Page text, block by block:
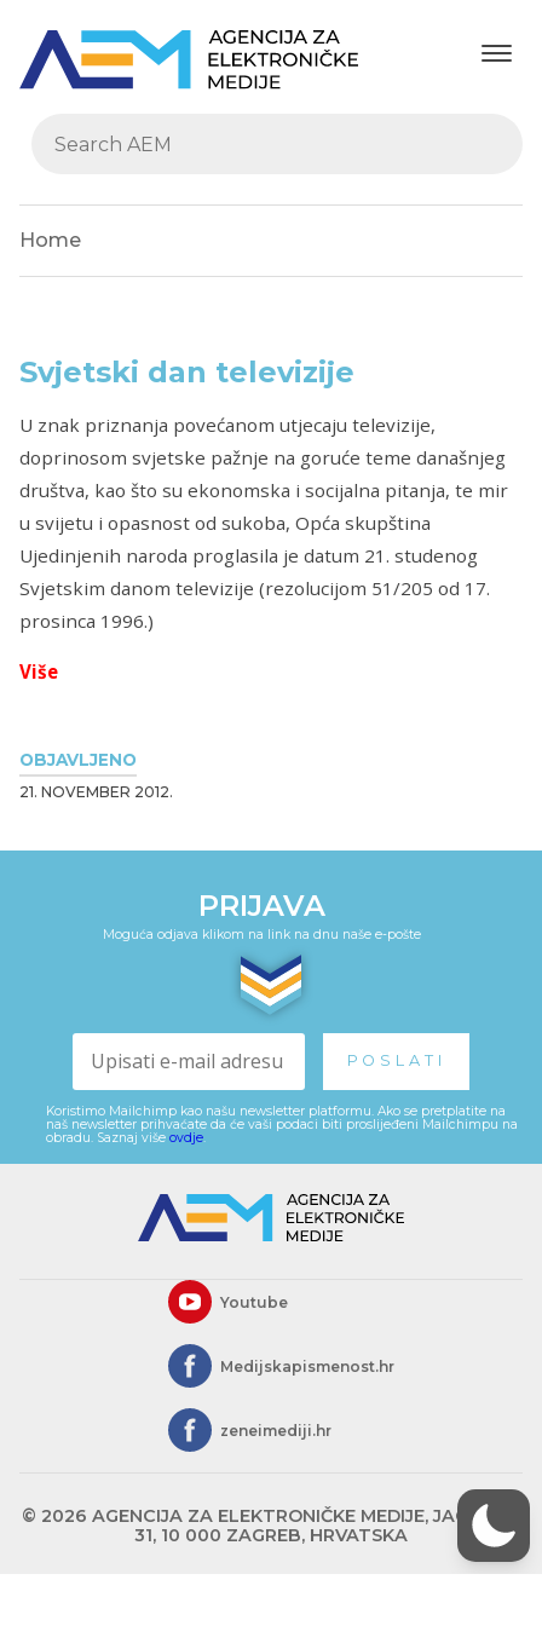
Home
OBJAVLJENO
21. NOVEMBER 2012.
Svjetski dan televizije
U znak priznanja povećanom utjecaju televizije,
doprinosom svjetske pažnje na goruće teme današnjeg
društva, kao što su ekonomska i socijalna pitanja, te mir
u svijetu i opasnost od sukoba, Opća skupština
Ujedinjenih naroda proglasila je datum 21. studenog
Svjetskim danom televizije (rezolucijom 51/205 od 17.
prosinca 1996.)
Više
PRIJAVA
Moguća odjava klikom na link na dnu naše e-pošte
Koristimo Mailchimp kao našu newsletter platformu. Ako se pretplatite na
naš newsletter prihvaćate da će vaši podaci biti proslijeđeni Mailchimpu na
obradu. Saznaj više ovdje.
Youtube
Medijskapismenost.hr
zeneimediji.hr
© 2026 AGENCIJA ZA ELEKTRONIČKE MEDIJE, JAGIĆEVA
31, 10 000 ZAGREB, HRVATSKA